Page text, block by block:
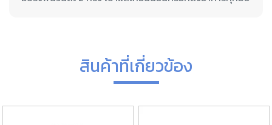
สินค้าที่เกี่ยวข้อง